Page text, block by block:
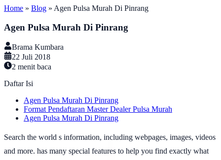
Home » Blog » Agen Pulsa Murah Di Pinrang
Agen Pulsa Murah Di Pinrang
Brama Kumbara
22 Juli 2018
2 menit baca
Daftar Isi
Agen Pulsa Murah Di Pinrang
Format Pendaftaran Master Dealer Pulsa Murah
Agen Pulsa Murah Di Pinrang
Search the world s information, including webpages, images, videos
and more. has many special features to help you find exactly what